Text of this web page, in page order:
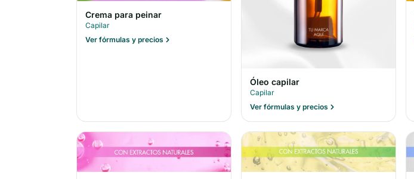
Crema para peinar
Capilar
Ver fórmulas y precios
Óleo capilar
Capilar
Ver fórmulas y precios